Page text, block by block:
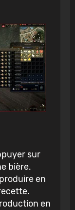
sur
bière.
en
en